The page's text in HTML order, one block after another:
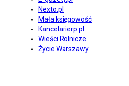
Nexto.pl
Mała księgowość
Kancelarierp.pl
Wieści Rolnicze
Życie Warszawy